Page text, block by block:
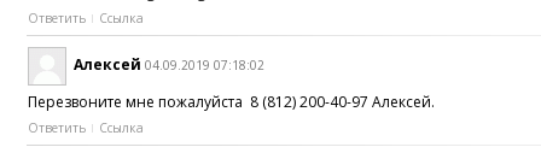
Ответить Ссылка
Алексей 04.09.2019 07:18:02
Перезвоните мне пожалуйста 8 (812) 200-40-97 Алексей.
Ответить Ссылка